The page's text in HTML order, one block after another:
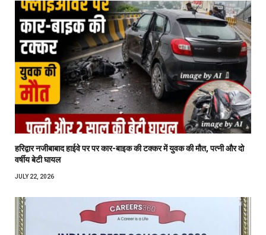
हरिद्वार नजीबाबाद हाईवे पर पर कार-बाइक की टक्कर में युवक की मौत, पत्नी और दो
वर्षीय बेटी घायल
JULY 22, 2026